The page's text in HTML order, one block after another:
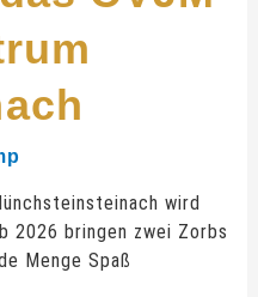
wird
2026 bringen zwei Zorbs
Menge Spaß